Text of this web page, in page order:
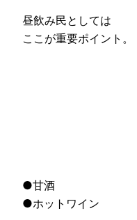
昼飲み民としては
ここが重要ポイント。
●甘酒
●ホットワイン